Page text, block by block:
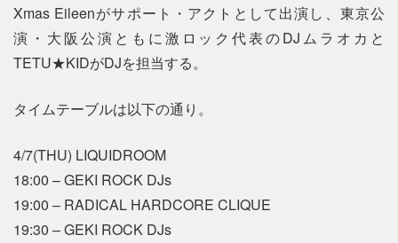
Xmas Eileenがサポート・アクトとして出演し、東京公
演・大阪公演ともに激ロック代表のDJムラオカと
TETU★KIDがDJを担当する。
タイムテーブルは以下の通り。
4/7(THU) LIQUIDROOM
18:00 – GEKI ROCK DJs
19:00 – RADICAL HARDCORE CLIQUE
19:30 – GEKI ROCK DJs